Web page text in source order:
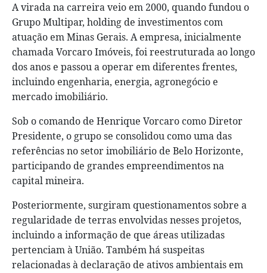
A virada na carreira veio em 2000, quando fundou o
Grupo Multipar, holding de investimentos com
atuação em Minas Gerais. A empresa, inicialmente
chamada Vorcaro Imóveis, foi reestruturada ao longo
dos anos e passou a operar em diferentes frentes,
incluindo engenharia, energia, agronegócio e
mercado imobiliário.
Sob o comando de Henrique Vorcaro como Diretor
Presidente, o grupo se consolidou como uma das
referências no setor imobiliário de Belo Horizonte,
participando de grandes empreendimentos na
capital mineira.
Posteriormente, surgiram questionamentos sobre a
regularidade de terras envolvidas nesses projetos,
incluindo a informação de que áreas utilizadas
pertenciam à União. Também há suspeitas
relacionadas à declaração de ativos ambientais em